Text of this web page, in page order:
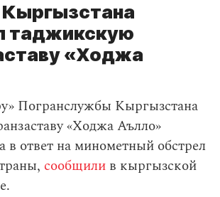
таджикскую
«Ходжа
Погранслужбы Кыргызстана
«Ходжа Аълло»
в ответ на минометный обстрел
сообщили в кыргызской